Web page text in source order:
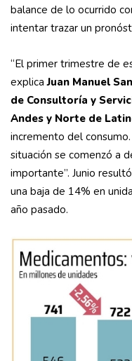
balance de lo ocurrido
intentar trazar un
“El primer trimestre de
explicaJuan Manuel
de Consultoría y
Andes y Norte de
incremento del
situación se comenzó a
importante”. Junio
una baja de 14% en
año pasado.